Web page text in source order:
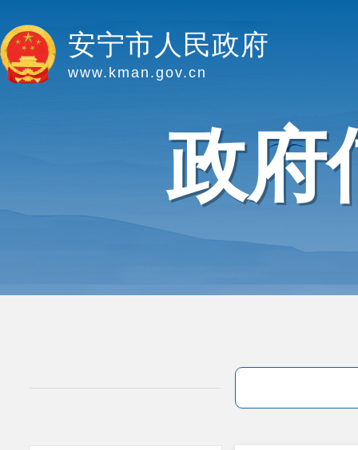
安宁市人民政府
www.kman.gov.cn
政府